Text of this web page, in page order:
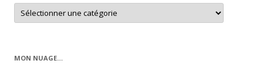
Retrouver
les
articles
MON NUAGE…